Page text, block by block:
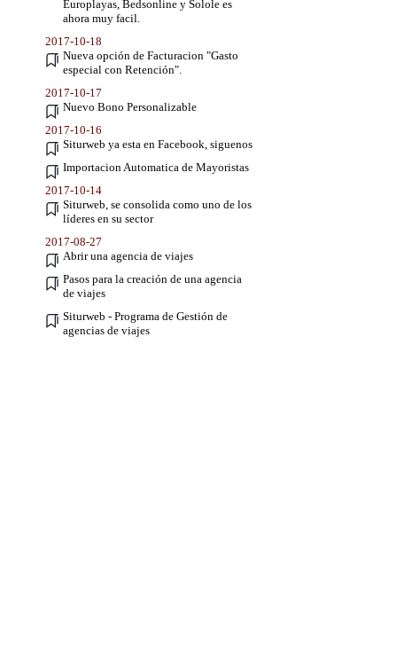
Europlayas, Bedsonline y Solole es
ahora muy facil.
2017-10-18
Nueva opción de Facturacion "Gasto
especial con Retención".
2017-10-17
Nuevo Bono Personalizable
2017-10-16
Siturweb ya esta en Facebook, siguenos
Importacion Automatica de Mayoristas
2017-10-14
Siturweb, se consolida como uno de los
líderes en su sector
2017-08-27
Abrir una agencia de viajes
Pasos para la creación de una agencia
de viajes
Siturweb - Programa de Gestión de
agencias de viajes